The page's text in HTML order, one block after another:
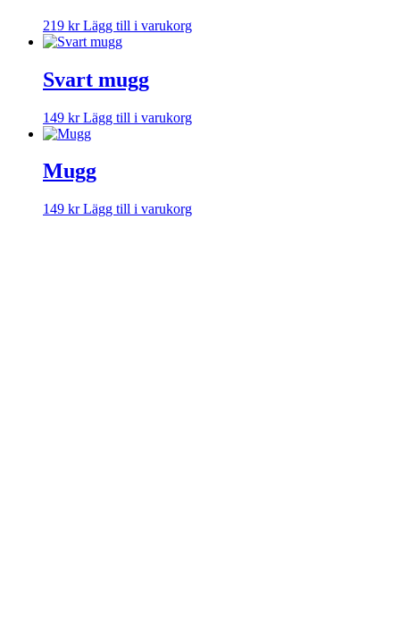
219 kr Lägg till i varukorg
Svart mugg
149 kr Lägg till i varukorg
Mugg
149 kr Lägg till i varukorg